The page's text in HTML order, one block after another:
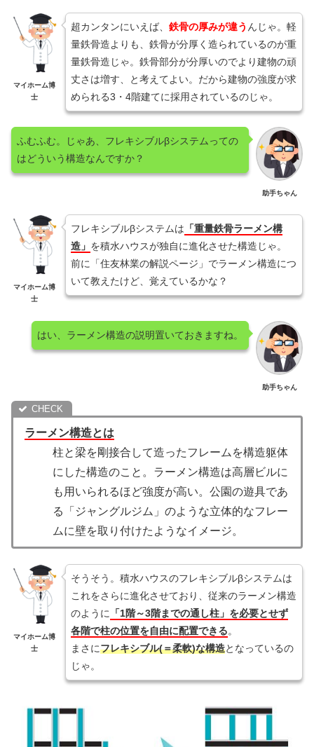
マイホーム博
士
超カンタンにいえば、 鉄骨の厚みが違う んじゃ。軽
量鉄骨造よりも、鉄骨が分厚く造られているのが重
量鉄骨造じゃ。鉄骨部分が分厚いのでより建物の頑
丈さは増す、と考えてよい。だから建物の強度が求
められる3・4階建てに採用されているのじゃ。
助手ちゃん
ふむふむ。じゃあ、フレキシブルβシステムっての
はどういう構造なんですか？
マイホーム博
士
フレキシブルβシステムは 「重量鉄骨ラーメン構
造」 を積水ハウスが独自に進化させた構造じゃ。
前に「住友林業の解説ページ」でラーメン構造につ
いて教えたけど、覚えているかな？
助手ちゃん
はい、ラーメン構造の説明置いておきますね。
ラーメン構造とは
柱と梁を剛接合して造ったフレームを構造躯体
にした構造のこと。ラーメン構造は高層ビルに
も用いられるほど強度が高い。公園の遊具であ
る「ジャングルジム」のような立体的なフレー
ムに壁を取り付けたようなイメージ。
マイホーム博
士
そうそう。積水ハウスのフレキシブルβシステムは
これをさらに進化させており、従来のラーメン構造
のように 「1階～3階までの通し柱」を必要とせず
各階で柱の位置を自由に配置できる。
まさにフレキシブル(＝柔軟)な構造となっているの
じゃ。